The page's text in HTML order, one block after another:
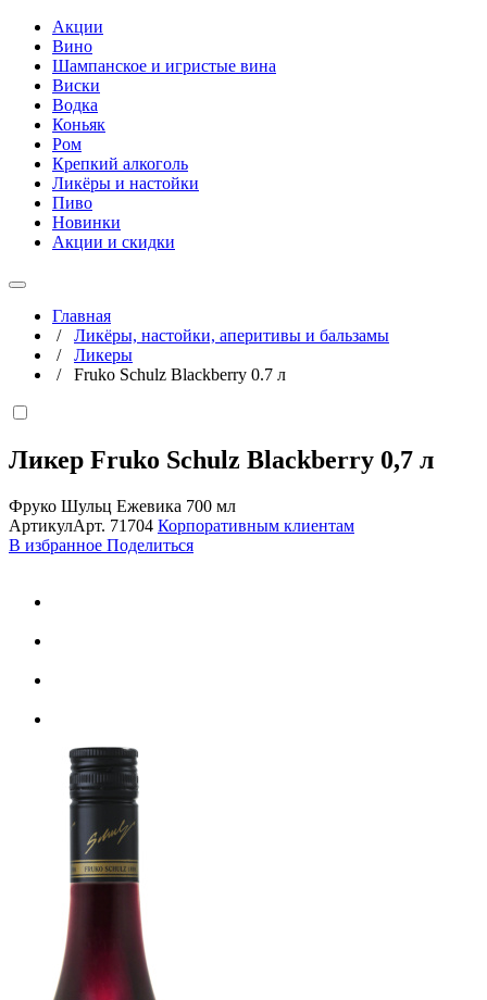
Акции
Вино
Шампанское и игристые вина
Виски
Водка
Коньяк
Ром
Крепкий алкоголь
Ликёры и настойки
Пиво
Новинки
Акции и скидки
Главная
/ Ликёры, настойки, аперитивы и бальзамы
/ Ликеры
/ Fruko Schulz Blackberry 0.7 л
Ликер Fruko Schulz Blackberry 0,7 л
Фруко Шульц Ежевика 700 мл
АртикулАрт. 71704 Корпоративным клиентам
В избранное Поделиться